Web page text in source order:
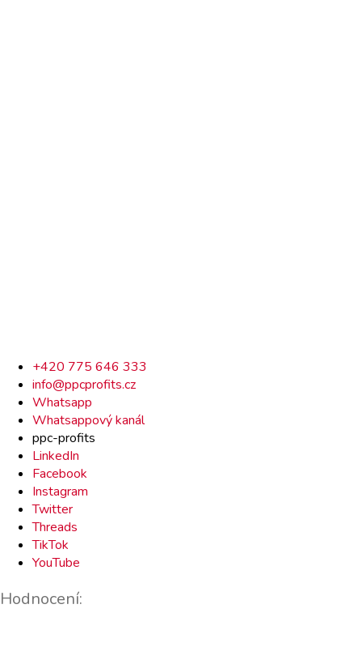
Rychlý
kontakt
+420 775 646 333
info@ppcprofits.cz
Whatsapp
Whatsappový kanál
ppc-profits
LinkedIn
Facebook
Instagram
Twitter
Threads
TikTok
YouTube
Hodnocení: